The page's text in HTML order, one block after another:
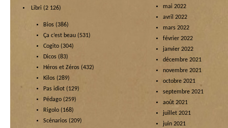
Libri (2 126)
Bios (386)
Ça c’est beau (531)
Cogito (304)
Dicos (83)
Héros et Zéros (432)
Kilos (289)
Pas idiot (129)
Pédago (259)
Rigolo (168)
Scénarios (209)
mai 2022
avril 2022
mars 2022
février 2022
janvier 2022
décembre 2021
novembre 2021
octobre 2021
septembre 2021
août 2021
juillet 2021
juin 2021